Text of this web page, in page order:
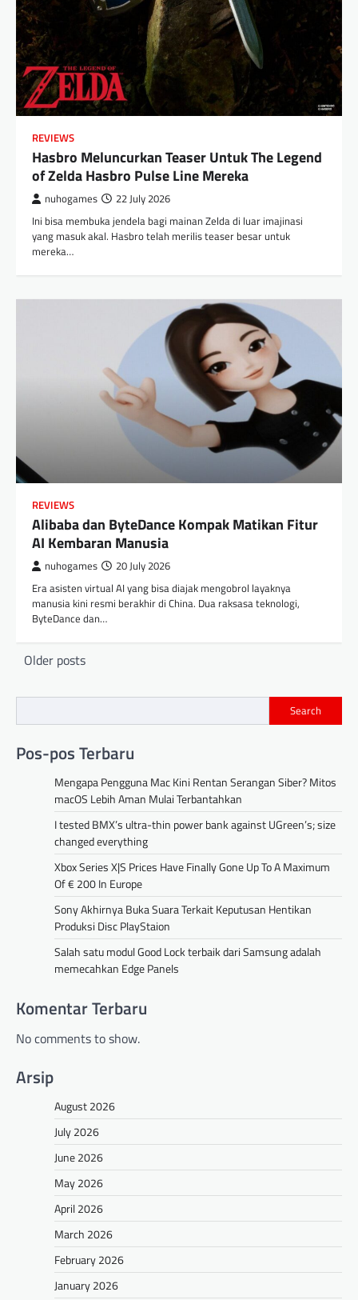
REVIEWS
Hasbro Meluncurkan Teaser Untuk The Legend
of Zelda Hasbro Pulse Line Mereka
nuhogames 22 July 2026
Ini bisa membuka jendela bagi mainan Zelda di luar imajinasi
yang masuk akal. Hasbro telah merilis teaser besar untuk
mereka…
REVIEWS
Alibaba dan ByteDance Kompak Matikan Fitur
AI Kembaran Manusia
nuhogames 20 July 2026
Era asisten virtual AI yang bisa diajak mengobrol layaknya
manusia kini resmi berakhir di China. Dua raksasa teknologi,
ByteDance dan…
Posts
Older posts
Search
Pos-pos Terbaru
Mengapa Pengguna Mac Kini Rentan Serangan Siber? Mitos
macOS Lebih Aman Mulai Terbantahkan
I tested BMX’s ultra-thin power bank against UGreen’s; size
changed everything
Xbox Series X|S Prices Have Finally Gone Up To A Maximum
Of € 200 In Europe
Sony Akhirnya Buka Suara Terkait Keputusan Hentikan
Produksi Disc PlayStaion
Salah satu modul Good Lock terbaik dari Samsung adalah
memecahkan Edge Panels
Komentar Terbaru
No comments to show.
Arsip
August 2026
July 2026
June 2026
May 2026
April 2026
March 2026
February 2026
January 2026